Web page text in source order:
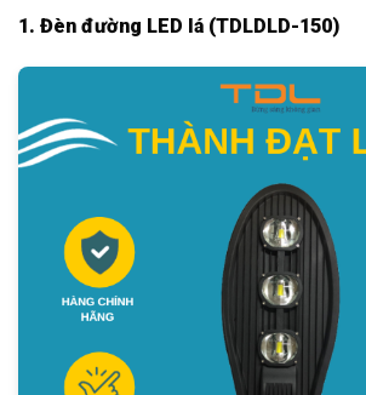
1. Đèn đường LED lá (TDLDLD-150)